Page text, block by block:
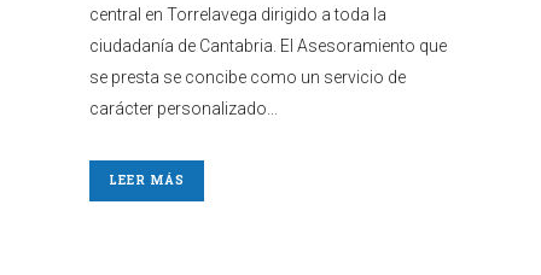
central en Torrelavega dirigido a toda la
ciudadanía de Cantabria. El Asesoramiento que
se presta se concibe como un servicio de
carácter personalizado...
LEER MÁS